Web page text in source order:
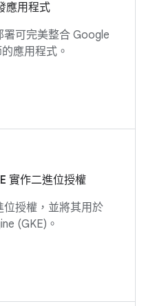
應用程式
可完美整合 Google
應用程式。
實作二進位授權
授權，並將其用於
(GKE)。